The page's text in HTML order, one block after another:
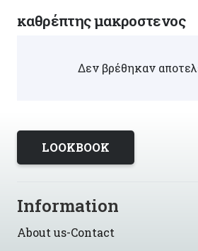
καθρέπτης μακροστενος
Δεν βρέθηκαν
LOOKBOOK
Information
About us-Contact